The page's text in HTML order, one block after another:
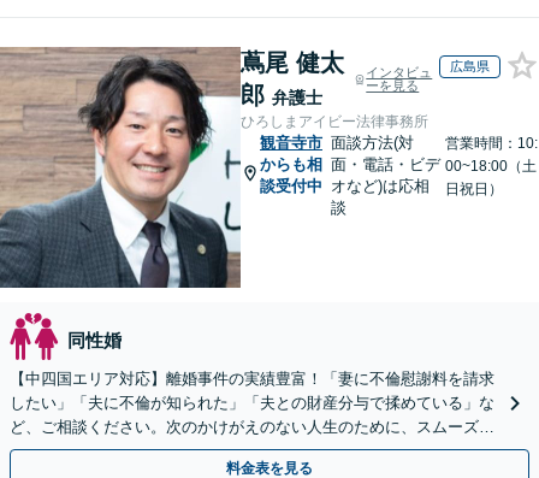
蔦尾 健太
郎 弁護士
インタビュ
ーを見る
広島県
ひろしまアイビー法律事務所
観音寺市
からも相
談受付中
面談方法(対
面・電話・ビデ
オなど)は応相
談
営業時間：10:
00~18:00（土
日祝日）
同性婚
【中四国エリア対応】離婚事件の実績豊富！「妻に不倫慰謝料を請求
したい」「夫に不倫が知られた」「夫との財産分与で揉めている」な
ど、ご相談ください。次のかけがえのない人生のために、スムーズ解
決を目指します【休日・夜間対応】【弁護士歴15年以上】
料金表を見る